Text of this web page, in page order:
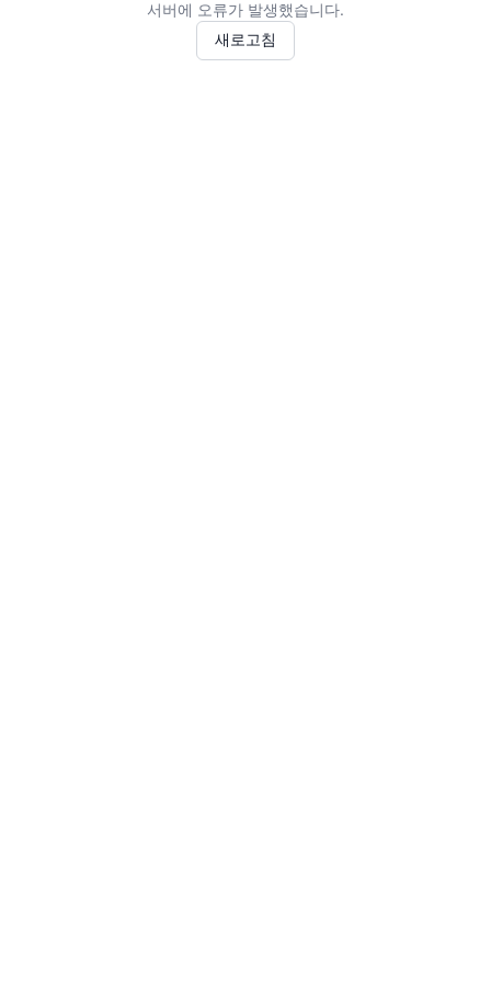
서버에 오류가 발생했습니다.
새로고침